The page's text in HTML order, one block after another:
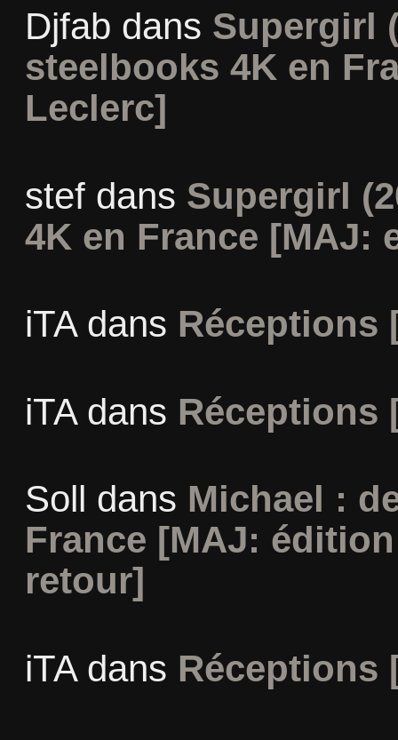
Djfab dans Supergirl
steelbooks 4K en
Leclerc]
stefdans Supergirl
4K en France [MAJ:
iTAdans Réceptions
iTAdans Réceptions
Soll dans Michael :
France [MAJ:
retour]
iTAdans Réceptions